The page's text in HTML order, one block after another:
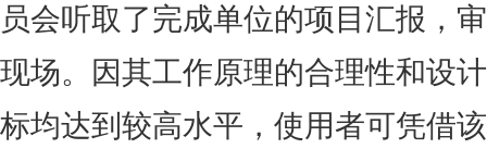
员会听取了完成单位的项目汇报，
现场。因其工作原理的合理性和设
标均达到较高水平，使用者可凭借